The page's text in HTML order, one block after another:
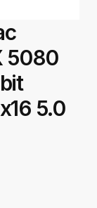
5080
5.0